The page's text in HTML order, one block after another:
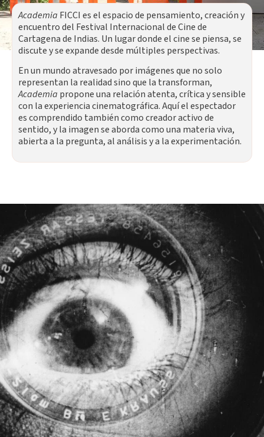
Academia FICCI es el espacio de pensamiento, creación y
encuentro del Festival Internacional de Cine de
Cartagena de Indias. Un lugar donde el cine se piensa, se
discute y se expande desde múltiples perspectivas.
En un mundo atravesado por imágenes que no solo
representan la realidad sino que la transforman,
Academia propone una relación atenta, crítica y sensible
con la experiencia cinematográfica. Aquí el espectador
es comprendido también como creador activo de
sentido, y la imagen se aborda como una materia viva,
abierta a la pregunta, al análisis y a la experimentación.